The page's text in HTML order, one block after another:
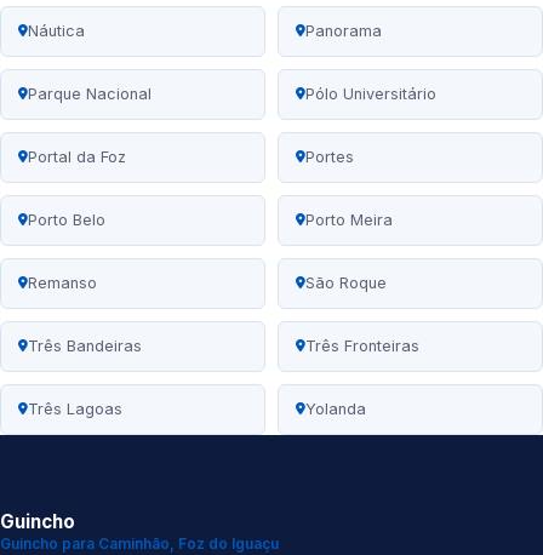
Náutica Panorama
Parque Nacional Pólo Universitário
Portal da Foz Portes
Porto Belo Porto Meira
Remanso São Roque
Três Bandeiras Três Fronteiras
Três Lagoas Yolanda
Guincho
Guincho para Caminhão, Foz do Iguaçu